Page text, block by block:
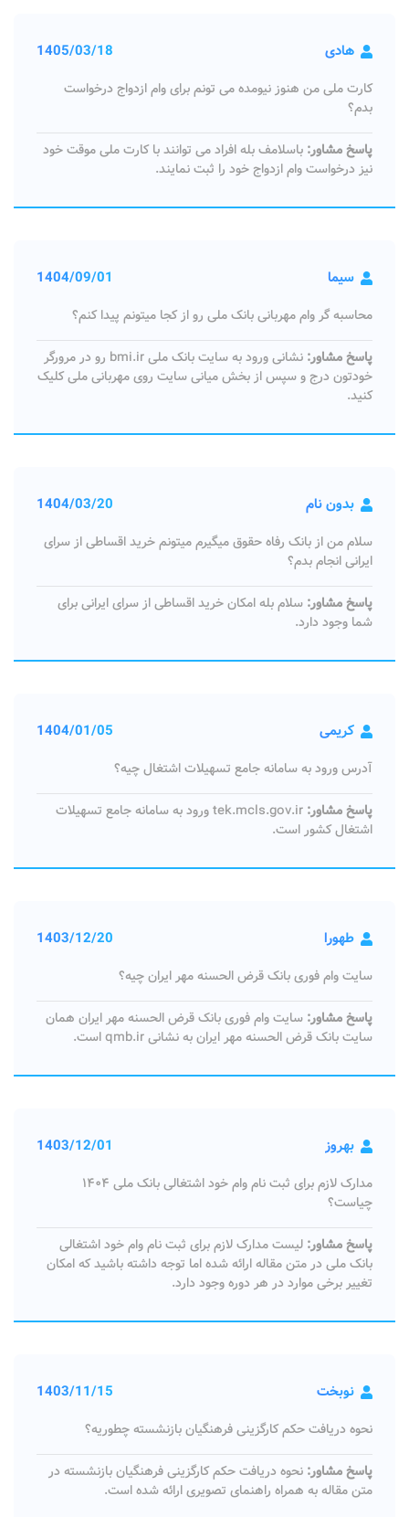
هادی 1405/03/18
کارت ملی من هنوز نیومده می تونم برای وام ازدواج درخواست
بدم؟
پاسخ مشاور: باسلامف بله افراد می توانند با کارت ملی موقت خود
نیز درخواست وام ازدواج خود را ثبت نمایند.
سیما 1404/09/01
محاسبه گر وام مهربانی بانک ملی رو از کجا میتونم پیدا کنم؟
پاسخ مشاور:
نشانی ورود به سایت بانک ملی bmi.ir رو در مرورگر
خودتون درج و سپس از بخش میانی سایت روی مهربانی ملی کلیک
کنید.
بدون نام 1404/03/20
سلام من از بانک رفاه حقوق میگیرم میتونم خرید اقساطی از سرای
ایرانی انجام بدم؟
پاسخ مشاور: سلام بله امکان خرید اقساطی از سرای ایرانی برای
شما وجود دارد.
کریمی 1404/01/05
آدرس ورود به سامانه جامع تسهیلات اشتغال چیه؟
پاسخ مشاور:
tek.mcls.gov.ir ورود به سامانه جامع تسهیلات
اشتغال کشور است.
طهورا 1403/12/20
سایت وام فوری بانک قرض الحسنه مهر ایران چیه؟
پاسخ مشاور: سایت وام فوری بانک قرض الحسنه مهر ایران همان
سایت بانک قرض الحسنه مهر ایران به نشانی qmb.ir است.
بهروز 1403/12/01
مدارک لازم برای ثبت نام وام خود اشتغالی بانک ملی ۱۴۰۴
چیاست؟
پاسخ مشاور: لیست مدارک لازم برای ثبت نام وام خود اشتغالی
بانک ملی در متن مقاله ارائه شده اما توجه داشته باشید که امکان
تغییر برخی موارد در هر دوره وجود دارد.
نوبخت 1403/11/15
نحوه دریافت حکم کارگزینی فرهنگیان بازنشسته چطوریه؟
پاسخ مشاور: نحوه دریافت حکم کارگزینی فرهنگیان بازنشسته در
متن مقاله به همراه راهنمای تصویری ارائه شده است.